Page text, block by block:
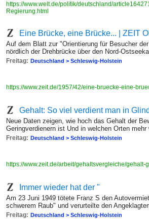
https://www.welt.de/politik/deutschland/
Regierung.html
Eine Brücke, eine Brücke... | ZEIT
Auf dem Blatt zur "Orientierung für Besucher
nördlich der Drehbrücke über den Nord-
Freitag: Deutschland > Schleswig-Holstein
https://www.zeit.de/1957/42/eine-bruecke-eine-
Gehalt: So viel verdient man in
Neue Daten zeigen, wie hoch das Gehalt der
Geringverdienern ist Und in welchen Orten mehr
Freitag: Deutschland > Schleswig-Holstein
https://www.zeit.de/arbeit/gehaltsvergleiche/
Immer wieder hat der "
Am 23 Juni 1949 tötete Franz S den
schwerem Raub" und verurteilte den
Freitag: Deutschland > Schleswig-Holstein